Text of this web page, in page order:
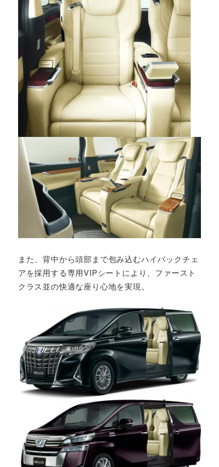
また、背中から頭部まで包み込むハイバックチェ
アを採用する専用VIPシートにより、ファースト
クラス並の快適な座り心地を実現。